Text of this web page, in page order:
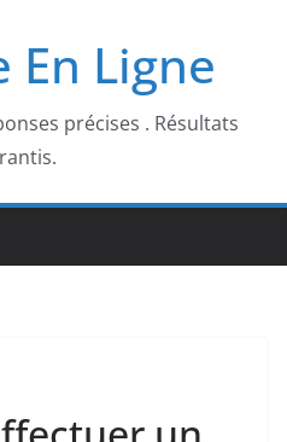
En Ligne
précises . Résultats